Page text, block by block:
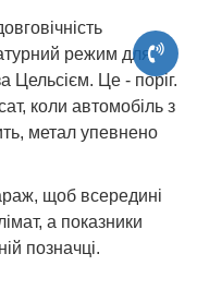
режим для
Цельсієм. Це - поріг.
коли автомобіль з
метал упевнено
щоб всередині
а показники
позначці.